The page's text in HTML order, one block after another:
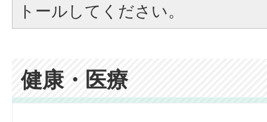
トールしてください。
健康・医療